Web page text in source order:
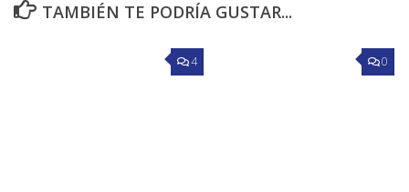
TAMBIÉN TE PODRÍA GUSTAR...
4 0